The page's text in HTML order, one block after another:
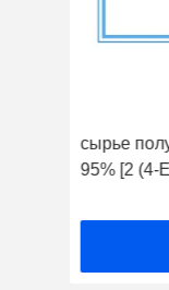
сырье
95% [2 (4-